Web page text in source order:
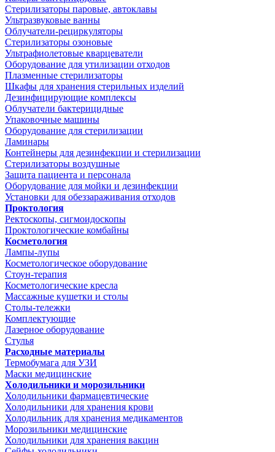
Стерилизаторы паровые, автоклавы
Ультразвуковые ванны
Облучатели-рециркуляторы
Стерилизаторы озоновые
Ультрафиолетовые кварцеватели
Оборудование для утилизации отходов
Плазменные стерилизаторы
Шкафы для хранения стерильных изделий
Дезинфицирующие комплексы
Облучатели бактерицидные
Упаковочные машины
Оборудование для стерилизации
Ламинары
Контейнеры для дезинфекции и стерилизации
Стерилизаторы воздушные
Защита пациента и персонала
Оборудование для мойки и дезинфекции
Установки для обеззараживания отходов
Проктология
Ректоскопы, сигмоидоскопы
Проктологические комбайны
Косметология
Лампы-лупы
Косметологическое оборудование
Стоун-терапия
Косметологические кресла
Массажные кушетки и столы
Столы-тележки
Комплектующие
Лазерное оборудование
Стулья
Расходные материалы
Термобумага для УЗИ
Маски медицинские
Холодильники и морозильники
Холодильники фармацевтические
Холодильники для хранения крови
Холодильник для хранения медикаментов
Морозильники медицинские
Холодильники для хранения вакцин